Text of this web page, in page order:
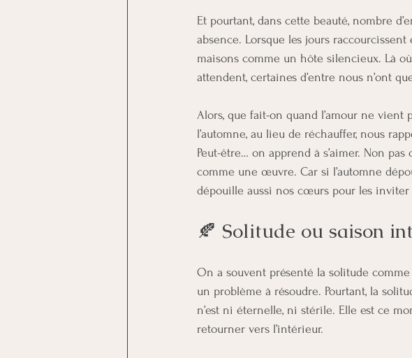
Et pourtant, dans cette beauté, nombre
absence. Lorsque les jours raccourcissent
maisons comme un hôte silencieux. Là où
attendent, certaines d’entre nous n’ont
Alors, que fait-on quand l’amour ne vient
l’automne, au lieu de réchauffer, nous
Peut-être… on apprend à s’aimer. Non
comme une œuvre. Car si l’automne
dépouille aussi nos cœurs pour les inviter
🍂 Solitude ou saison
On a souvent présenté la solitude
un problème à résoudre. Pourtant, la
n’est ni éternelle, ni stérile. Elle est ce
retourner vers l’intérieur.